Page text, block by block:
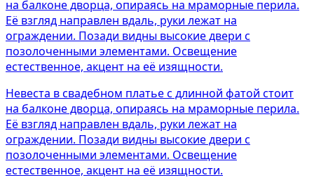
Невеста в свадебном платье с длинной фатой стоит
на балконе дворца, опираясь на мраморные перила.
Её взгляд направлен вдаль, руки лежат на
ограждении. Позади видны высокие двери с
позолоченными элементами. Освещение
естественное, акцент на её изящности.